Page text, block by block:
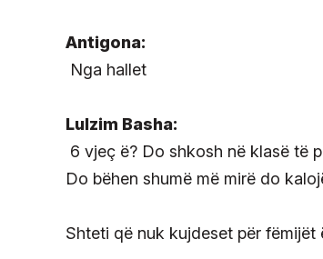
Antigona:
Nga hallet
Lulzim Basha:
6 vjeç ë? Do shkosh në klasë të
Do bëhen shumë më mirë do
Shteti që nuk kujdeset për